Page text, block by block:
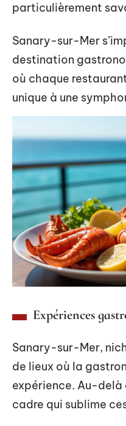
particulièrement
Sanary-sur-Mer
destination
où chaque
unique à une
Expériences
Sanary-sur-Mer,
de lieux où la
expérience. Au-delà
cadre qui sublime